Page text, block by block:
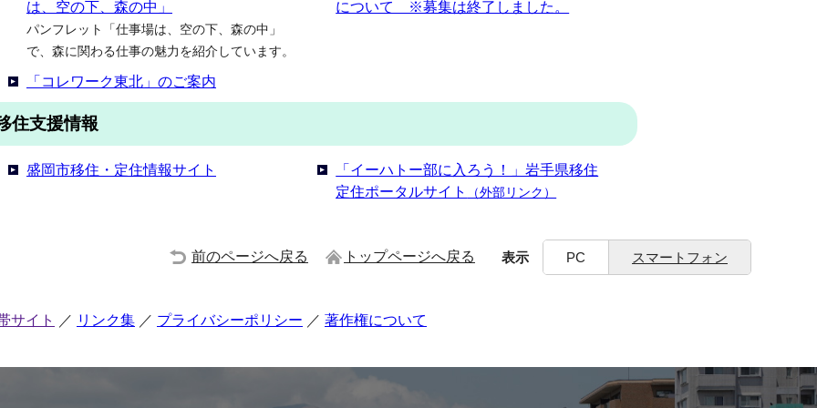
は、空の下、森の中」
パンフレット「仕事場は、空の下、森の中」
で、森に関わる仕事の魅力を紹介しています。
について ※募集は終了しました。
「コレワーク東北」のご案内
住支援情報
盛岡市移住・定住情報サイト
「イーハトー部に入ろう！」岩手県移住
定住ポータルサイト
（外部リンク）
前のページへ戻る トップページへ戻る 表示 PC スマートフォン
サイト リンク集 プライバシーポリシー 著作権について